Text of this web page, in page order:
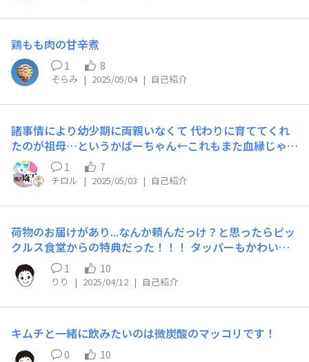
鶏もも肉の甘辛煮
1 8
そらみ | 2025/05/04 | 自己紹介
諸事情により幼少期に両親いなくて 代わりに育ててくれ
たのが祖母…というかばーちゃん←これもまた血縁じゃな
いとか色々あるけど 母の味ってのがないからばーちゃん
の味を… 色々あって書いたらキリがないんだけど、やっ
ぱり一番はホットケーキみたいなもの、かなぁ 洋菓子洋
食に無縁の暮らしで、もちろんホットケーキミックスなん
なり作ってくれた 小麦粉と砂糖と卵と牛乳と多分重曹で
作った、ぺったんこのソレ ぺったんこで焼き色も様々、
大きさもガタガタなヤツを5〜6枚積んで、バターとハチ
ミツがドバー おしゃれとは対極のシロモノだったけど、
あえてこれで作ってみようかな 長くなりすぎてすみませ
ん
1 7
チロル | 2025/05/03 | 自己紹介
荷物のお届けがあり...なんか頼んだっけ？と思ったらピッ
クルス食堂からの特典だった！！！ タッパーもかわいい
しお米の袋も開けるのもったいない...でも美味しく頂こう
と思います笑
1 10
りり | 2025/04/12 | 自己紹介
キムチと一緒に飲みたいのは微炭酸のマッコリです！
0 10